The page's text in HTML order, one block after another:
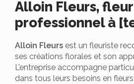
Alloin Fleurs,
professionnel à
Alloin Fleurs est un fleuriste
ses créations florales et son
L’entreprise accompagne
dans tous leurs besoins en